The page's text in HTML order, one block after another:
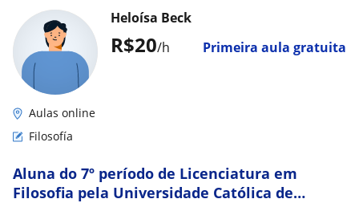
R$20/h Primeira aula gratuita
Heloísa Beck
Aulas online
Filosofía
Aluna do 7º período de Licenciatura em
Filosofia pela Universidade Católica de